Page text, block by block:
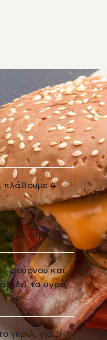
πλάθουμε 4
το ψήσιμο.
φούρνου και
τα υγρά
γκριλ, για 5-7